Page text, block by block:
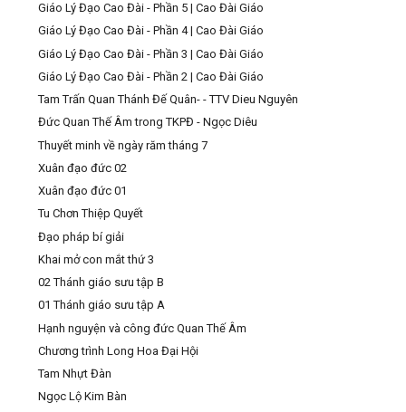
Giáo Lý Đạo Cao Đài - Phần 5 | Cao Đài Giáo
Giáo Lý Đạo Cao Đài - Phần 4 | Cao Đài Giáo
Giáo Lý Đạo Cao Đài - Phần 3 | Cao Đài Giáo
Giáo Lý Đạo Cao Đài - Phần 2 | Cao Đài Giáo
Tam Trấn Quan Thánh Đế Quân- - TTV Dieu Nguyên
Đức Quan Thế Âm trong TKPĐ - Ngọc Diêu
Thuyết minh về ngày răm tháng 7
Xuân đạo đức 02
Xuân đạo đức 01
Tu Chơn Thiệp Quyết
Đạo pháp bí giải
Khai mở con mắt thứ 3
02 Thánh giáo sưu tập B
01 Thánh giáo sưu tập A
Hạnh nguyện và công đức Quan Thế Âm
Chương trình Long Hoa Đại Hội
Tam Nhựt Đàn
Ngọc Lộ Kim Bàn